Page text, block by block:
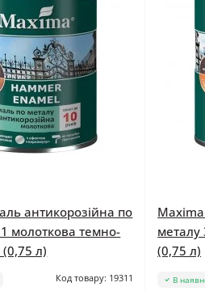
антикорозійна по
молоткова темно-
л)
Код товару: 19311
металу
(0,75 л)
В